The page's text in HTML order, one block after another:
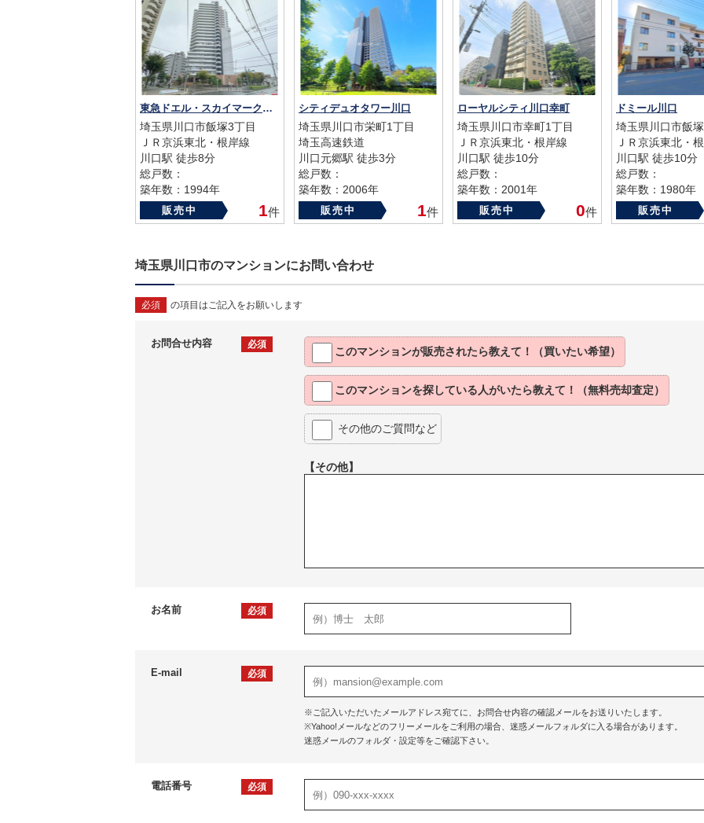
東急ドエル・スカイマークタワー川口
埼玉県川口市飯塚3丁目
ＪＲ京浜東北・根岸線
川口駅 徒歩8分
総戸数：
築年数：1994年
販売中 1件
シティデュオタワー川口
埼玉県川口市栄町1丁目
埼玉高速鉄道
川口元郷駅 徒歩3分
総戸数：
築年数：2006年
販売中 1件
ローヤルシティ川口幸町
埼玉県川口市幸町1丁目
ＪＲ京浜東北・根岸線
川口駅 徒歩10分
総戸数：
築年数：2001年
販売中 0件
ドミール川口
埼玉県川口市飯
ＪＲ京浜東北・
川口駅 徒歩10分
総戸数：
築年数：1980年
販売中
埼玉県川口市のマンションにお問い合わせ
必須 の項目はご記入をお願いします
お問合せ内容 必須
このマンションが販売されたら教えて！（買いたい希望）
このマンションを探している人がいたら教えて！（無料売却査定）
その他のご質問など
【その他】
お名前 必須
E-mail 必須
※ご記入いただいたメールアドレス宛てに、お問合せ内容の確認メールをお送りいたします。
※Yahoo!メールなどのフリーメールをご利用の場合、迷惑メールフォルダに入る場合があります。
迷惑メールのフォルダ・設定等をご確認下さい。
電話番号 必須